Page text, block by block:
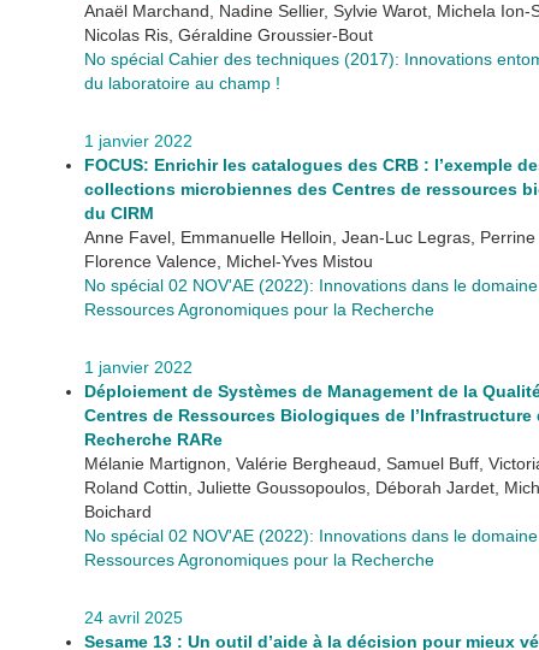
Anaël Marchand, Nadine Sellier, Sylvie Warot, Michela Ion-
Nicolas Ris, Géraldine Groussier-Bout
No spécial Cahier des techniques (2017): Innovations
du laboratoire au champ !
1 janvier 2022
FOCUS: Enrichir les catalogues des CRB : l’exemple
collections microbiennes des Centres de ressources
du CIRM
Anne Favel, Emmanuelle Helloin, Jean-Luc Legras, Perrine
Florence Valence, Michel-Yves Mistou
No spécial 02 NOV'AE (2022): Innovations dans le
Ressources Agronomiques pour la Recherche
1 janvier 2022
Déploiement de Systèmes de Management de la
Centres de Ressources Biologiques de l’Infrastructure
Recherche RARe
Mélanie Martignon, Valérie Bergheaud, Samuel Buff,
Roland Cottin, Juliette Goussopoulos, Déborah Jardet,
Boichard
No spécial 02 NOV'AE (2022): Innovations dans le
Ressources Agronomiques pour la Recherche
24 avril 2025
Sesame 13 : Un outil d’aide à la décision pour mieux